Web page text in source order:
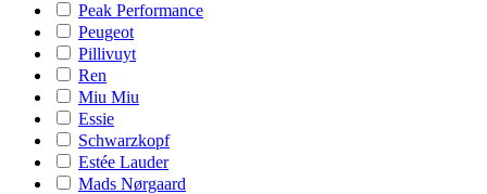
Peak Performance
Peugeot
Pillivuyt
Ren
Miu Miu
Essie
Schwarzkopf
Estée Lauder
Mads Nørgaard